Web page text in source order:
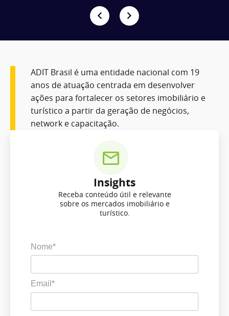
ADIT Brasil é uma entidade nacional com 19
anos de atuação centrada em desenvolver
ações para fortalecer os setores imobiliário e
turístico a partir da geração de negócios,
network e capacitação.
Insights
Receba conteúdo útil e relevante
sobre os mercados imobiliário e
turístico.
Nome*
Email*